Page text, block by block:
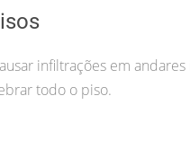
infiltrações em
todo o piso.